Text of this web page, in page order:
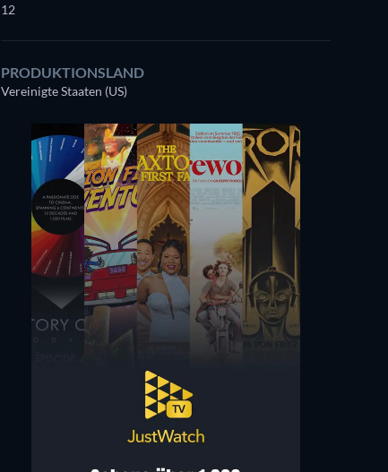
12
PRODUKTIONSLAND
Vereinigte Staaten (US)